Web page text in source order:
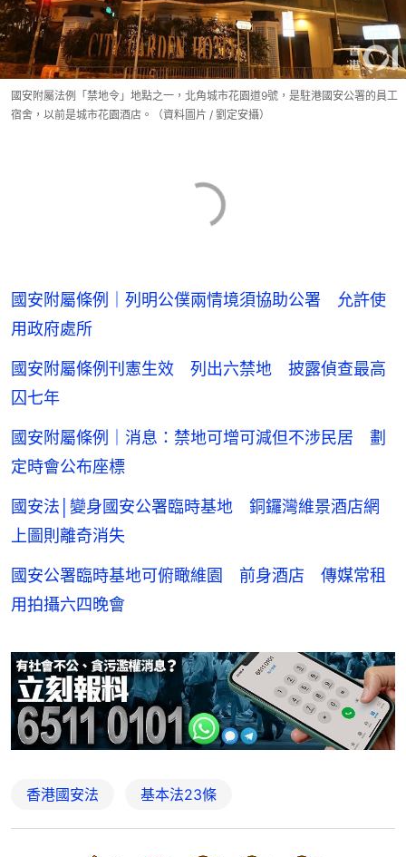
國安附屬法例「禁地令」地點之一，北角城市花園道9號，是駐港國安公署的員工
宿舍，以前是城市花園酒店。（資料圖片 / 劉定安攝）
國安附屬條例｜列明公僕兩情境須協助公署 允許使
用政府處所
國安附屬條例刊憲生效 列出六禁地 披露偵查最高
囚七年
國安附屬條例｜消息：禁地可增可減但不涉民居 劃
定時會公布座標
國安法│變身國安公署臨時基地 銅鑼灣維景酒店網
上圖則離奇消失
國安公署臨時基地可俯瞰維園 前身酒店 傳媒常租
用拍攝六四晚會
香港國安法 基本法23條